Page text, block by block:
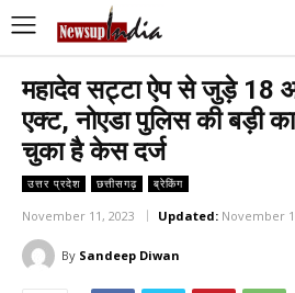
महादेव सट्टा ऐप से जुड़े 18
एक्‍ट, नोएडा पुलिस की बड़ी
चुका है केस दर्ज
उत्तर प्रदेश छत्तीसगढ़ ब्रेकिंग
November 11, 2023 Updated: November
By Sandeep Diwan